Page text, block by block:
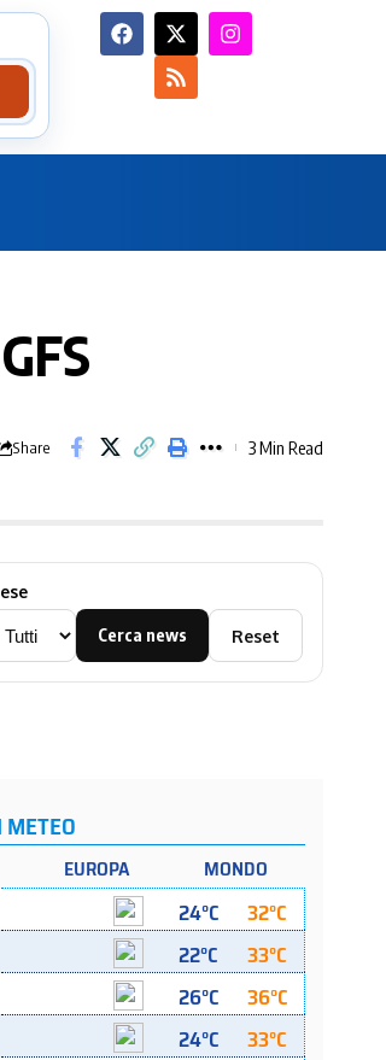
Share 3 Min Read
Cerca news Reset